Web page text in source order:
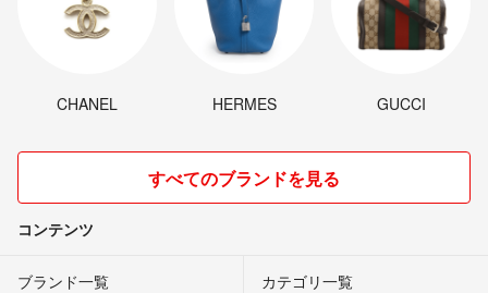
CHANEL HERMES GUCCI
すべてのブランドを見る
コンテンツ
ブランド一覧 カテゴリ一覧